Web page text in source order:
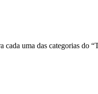
uma das categorias do